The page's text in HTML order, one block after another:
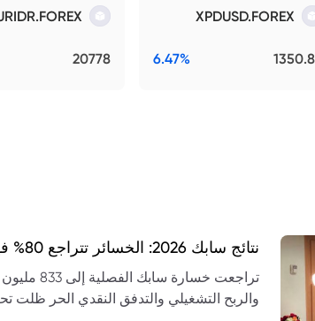
XPDUSD.FOREX
6.47%
20778
نتائج سابك 2026: الخسائر تتراجع 80% فهل بدأ التعافي؟
تراجعت خسارة
والربح التشغيلي والتدفق النقدي الحر ظلت